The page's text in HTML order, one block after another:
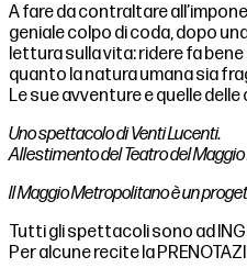
A fare da contraltare
geniale colpo di coda, dopo
lettura sulla vita: ridere fa
quanto la natura umana sia
Le sue avventure e quelle
Uno spettacolo di Venti Lucenti.
Allestimento del Teatro del
Il Maggio Metropolitano è un
Tutti gli spettacoli sono ad
Per alcune recite la